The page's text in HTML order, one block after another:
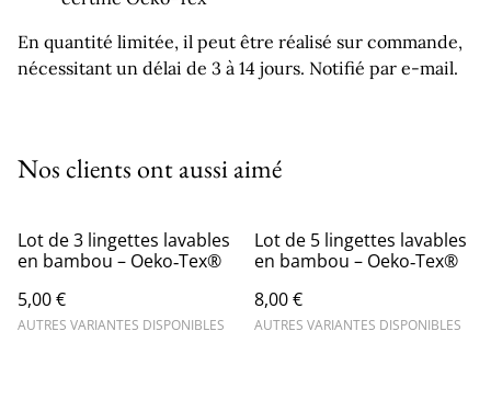
En quantité limitée, il peut être réalisé sur commande,
nécessitant un délai de 3 à 14 jours. Notifié par e-mail.
Nos clients ont aussi aimé
Lot de 3 lingettes lavables
en bambou – Oeko‑Tex®
5,00 €
AUTRES VARIANTES DISPONIBLES
Lot de 5 lingettes lavables
en bambou – Oeko‑Tex®
8,00 €
AUTRES VARIANTES DISPONIBLES